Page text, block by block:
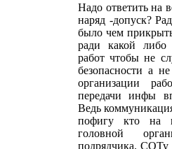
Надо ответить на
наряд -допуск?
было чем
ради какой либо
работ чтобы не
безопасности а
организации
передачи инфы
Ведь
пофигу кто на
головной
подрядчика. СОТу